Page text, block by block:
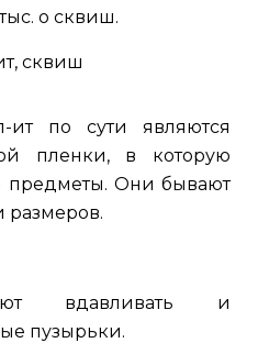
о сквиш.
по сути являются
пленки, в которую
предметы. Они бывают
размеров.
вдавливать и
пузырьки.